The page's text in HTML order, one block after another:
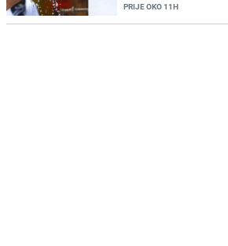
PRIJE OKO 11H